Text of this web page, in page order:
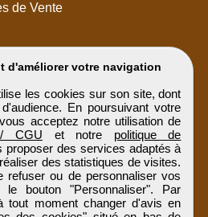
d'améliorer votre navigation
les cookies sur son site, dont
En poursuivant votre
acceptez notre utilisation de
CGU et notre politique de
des services adaptés à
des statistiques de visites.
refuser ou de personnaliser vos
bouton "Personnaliser". Par
tout moment changer d'avis en
de Vente